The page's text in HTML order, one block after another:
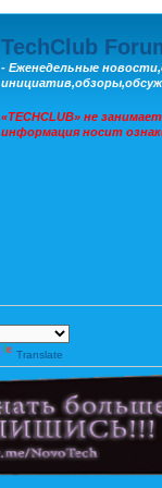
TechClub
- Еженедельные
«TECHCLUB» не
информация носит
Translate